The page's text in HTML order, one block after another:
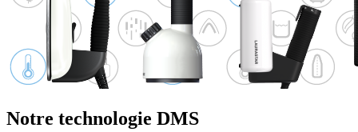
Notre technologie DMS